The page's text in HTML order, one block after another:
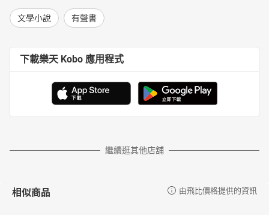
文學小說 有聲書
下載樂天 Kobo 應用程式
繼續逛其他店舖
相似商品 由飛比價格提供的資訊